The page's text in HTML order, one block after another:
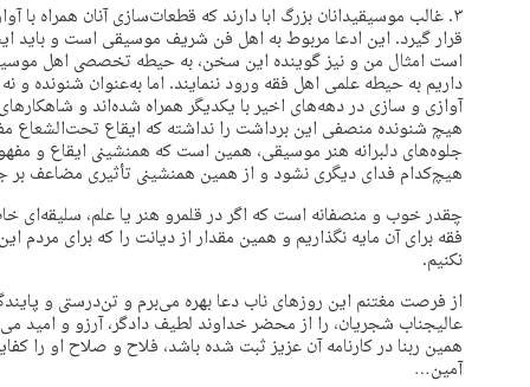
۳. غالب موسيقيدانان بزرگ ابا دارند که قطعات‌سازی آنان همراه با
قرار گيرد. اين ادعا مربوط به اهل فن شريف موسيقی است و بايد
است امثال من و نيز گوينده اين سخن،‌ به حيطه تخصصی اهل
داريم به حيطه علمی اهل فقه ورود ننمايند. اما به‌عنوان شنونده و
آوازی و سازی در دهه‌های اخير با يکديگر همراه شده‌اند و
هيچ شنونده منصفی اين برداشت را نداشته که ايقاع تحت‌الشعاع
جلوه‌های دلبرانه هنر موسيقی، همين است که همنشينی ايقاع و
هيچ‌کدام فدای ديگری نشود و از همين همنشينی تأثيری مضاعف بر
چقدر خوب و منصفانه است که اگر در قلمرو هنر يا علم، سليقه‌ای
فقه برای آن مايه نگذاريم و همين مقدار از ديانت را که برای مردم
نکنيم.
از فرصت مغتنم اين روزهای ناب دعا بهره می‌برم و تن‌درستی و
عاليجناب شجريان، را از محضر خداوند لطيف دادگر، آرزو و
همين ربنا در کارنامه آن عزيز ثبت شده باشد، فلاح و صلاح او
آمين…